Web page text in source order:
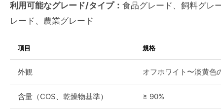
利用可能なグレード/タイプ： 食品グレード、飼料グレ
レード、農業グレード
項目 規格
外観 オフホワイト〜淡黄色
含量（COS、乾燥物基準） ≥ 90%